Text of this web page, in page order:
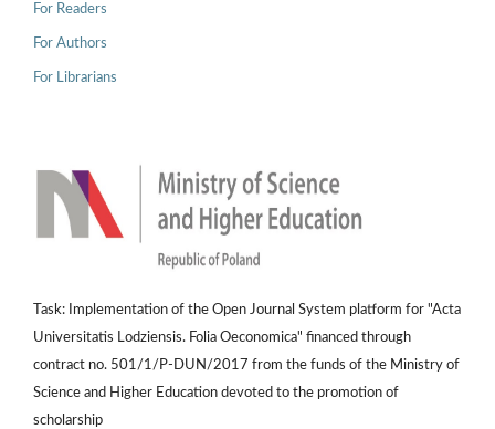
For Readers
For Authors
For Librarians
Task: Implementation of the Open Journal System platform for "Acta
Universitatis Lodziensis. Folia Oeconomica" financed through
contract no. 501/1/P-DUN/2017 from the funds of the Ministry of
Science and Higher Education devoted to the promotion of
scholarship